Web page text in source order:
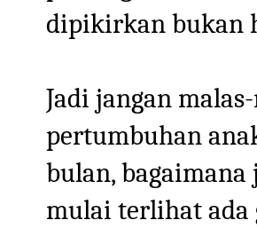
dipikirkan bukan
Jadi jangan
pertumbuhan
bulan, bagaimana
mulai terlihat ada